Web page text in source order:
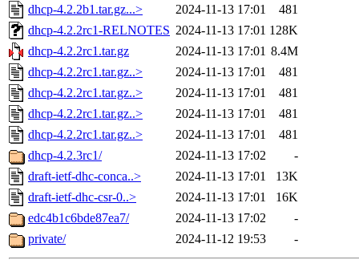
dhcp-4.2.2b1.tar.gz...>
2024-11-13 17:01
481
dhcp-4.2.2rc1-RELNOTES 2024-11-13 17:01 128K
dhcp-4.2.2rc1.tar.gz
2024-11-13 17:01 8.4M
dhcp-4.2.2rc1.tar.gz..>
2024-11-13 17:01
481
dhcp-4.2.2rc1.tar.gz..>
2024-11-13 17:01
481
dhcp-4.2.2rc1.tar.gz..>
2024-11-13 17:01
481
dhcp-4.2.2rc1.tar.gz..>
2024-11-13 17:01
481
dhcp-4.2.3rc1/
2024-11-13 17:02
-
draft-ietf-dhc-conca..>
2024-11-13 17:01
13K
draft-ietf-dhc-csr-0..>
2024-11-13 17:01
16K
edc4b1c6bde87ea7/
2024-11-13 17:02
-
private/
2024-11-12 19:53 -